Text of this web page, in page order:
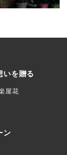
いを贈る
屋花
ン